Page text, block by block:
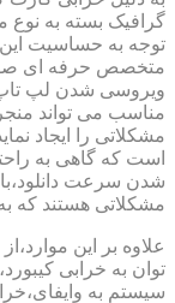
گرافیک بسته به نوع
توجه به حساسیت این
متخصص حرفه ای
ویروسی شدن لپ
مناسب می تواند
مشکلاتی را ایجاد
است که گاهی به
شدن سرعت
مشکلاتی هستند که
علاوه بر این
توان به خرابی
سیستم به